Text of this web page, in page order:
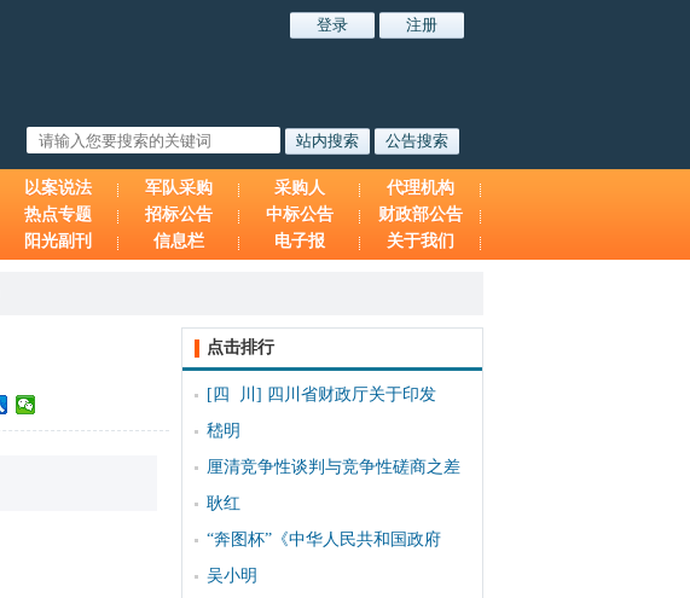
以案说法 军队采购 采购人
代理机构
热点专题 招标公告 中标公告
财政部公告
阳光副刊 信息栏 电子报 关于我们
点击排行
[四 川] 四川省财政厅关于印发
嵇明
厘清竞争性谈判与竞争性磋商之差
耿红
“奔图杯”《中华人民共和国政府
吴小明